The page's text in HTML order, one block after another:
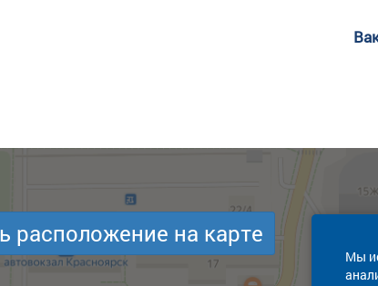
Мы
расположение на карте